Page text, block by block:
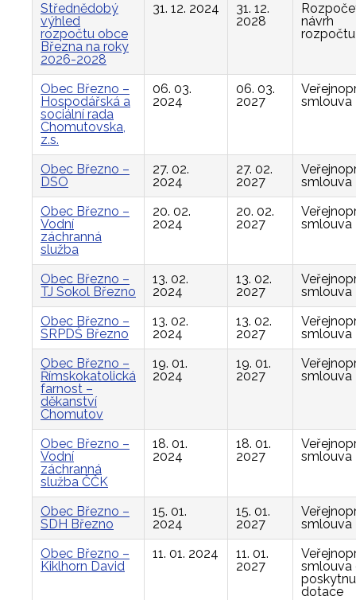
Střednědobý
výhled
rozpočtu obce
Března na roky
2026-2028
31. 12. 2024
31. 12.
2028
návrh
rozpočtu
Obec Březno –
Hospodářská a
sociální rada
Chomutovska,
z.s.
06. 03.
2024
06. 03.
2027
smlouva
Obec Březno –
DSO
27. 02.
2024
27. 02.
2027
smlouva
Obec Březno –
Vodní
záchranná
služba
20. 02.
2024
20. 02.
2027
smlouva
Obec Březno –
TJ Sokol Březno
13. 02.
2024
13. 02.
2027
smlouva
Obec Březno –
SRPDŠ Březno
13. 02.
2024
13. 02.
2027
smlouva
Obec Březno –
Římskokatolická
farnost –
děkanství
Chomutov
19. 01.
2024
19. 01.
2027
smlouva
Obec Březno –
Vodní
záchranná
služba ČČK
18. 01.
2024
18. 01.
2027
smlouva
Obec Březno –
SDH Březno
15. 01.
2024
15. 01.
2027
smlouva
Obec Březno –
Kiklhorn David
11. 01. 2024
11. 01.
2027
smlouva
dotace